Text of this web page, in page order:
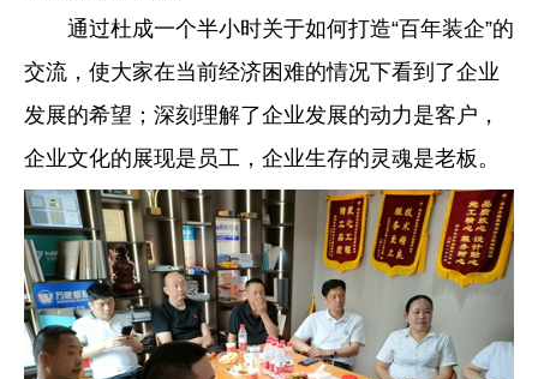
通过杜成一个半小时关于如何打造“百年装企”的
交流，使大家在当前经济困难的情况下看到了企业
发展的希望；深刻理解了企业发展的动力是客户，
企业文化的展现是员工，企业生存的灵魂是老板。